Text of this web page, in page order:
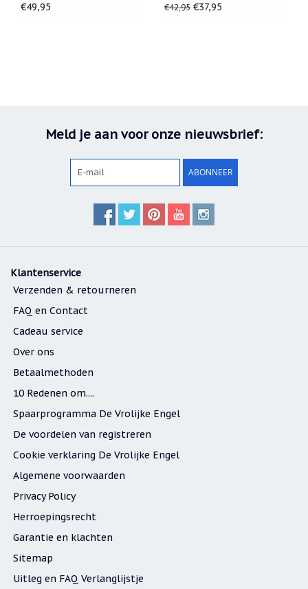
€49,95 €42,95 €37,95
Meld je aan voor onze nieuwsbrief:
ABONNEER
Klantenservice
Verzenden & retourneren
FAQ en Contact
Cadeau service
Over ons
Betaalmethoden
10 Redenen om....
Spaarprogramma De Vrolijke Engel
De voordelen van registreren
Cookie verklaring De Vrolijke Engel
Algemene voorwaarden
Privacy Policy
Herroepingsrecht
Garantie en klachten
Sitemap
Uitleg en FAQ Verlanglijstje